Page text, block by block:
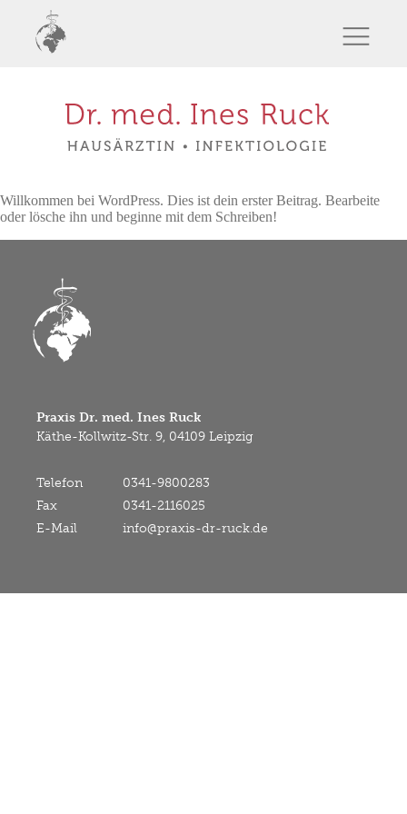
Willkommen bei WordPress. Dies ist dein erster Beitrag. Bearbeite
oder lösche ihn und beginne mit dem Schreiben!
Praxis Dr. med. Ines Ruck
Käthe-Kollwitz-Str. 9, 04109 Leipzig
Telefon
Fax
E-Mail
0341-9800283
0341-2116025
info@praxis-dr-ruck.de